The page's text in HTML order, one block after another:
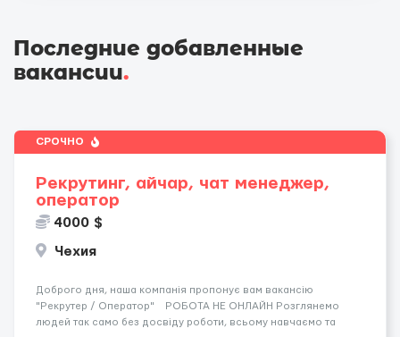
Последние добавленные
вакансии.
СРОЧНО
Рекрутинг, айчар, чат менеджер,
оператор
4000 $
Чехия
Доброго дня, наша компанія пропонує вам вакансію
"Рекрутер / Оператор" РОБОТА НЕ ОНЛАЙН Розглянемо
людей так само без досвіду роботи, всьому навчаємо та